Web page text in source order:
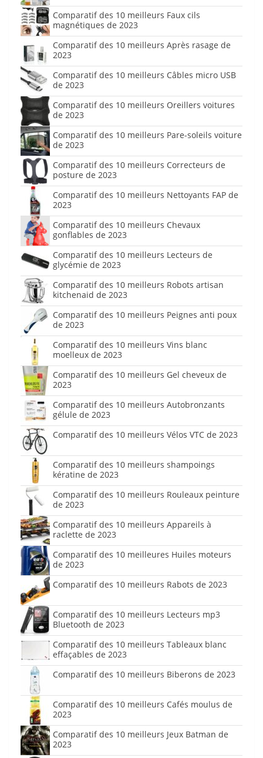
Comparatif des 10 meilleurs Faux cils
magnétiques de 2023
Comparatif des 10 meilleurs Après rasage de
2023
Comparatif des 10 meilleurs Câbles micro USB
de 2023
Comparatif des 10 meilleurs Oreillers voitures
de 2023
Comparatif des 10 meilleurs Pare-soleils voiture
de 2023
Comparatif des 10 meilleurs Correcteurs de
posture de 2023
Comparatif des 10 meilleurs Nettoyants FAP de
2023
Comparatif des 10 meilleurs Chevaux
gonflables de 2023
Comparatif des 10 meilleurs Lecteurs de
glycémie de 2023
Comparatif des 10 meilleurs Robots artisan
kitchenaid de 2023
Comparatif des 10 meilleurs Peignes anti poux
de 2023
Comparatif des 10 meilleurs Vins blanc
moelleux de 2023
Comparatif des 10 meilleurs Gel cheveux de
2023
Comparatif des 10 meilleurs Autobronzants
gélule de 2023
Comparatif des 10 meilleurs Vélos VTC de 2023
Comparatif des 10 meilleurs shampoings
kératine de 2023
Comparatif des 10 meilleurs Rouleaux peinture
de 2023
Comparatif des 10 meilleurs Appareils à
raclette de 2023
Comparatif des 10 meilleures Huiles moteurs
de 2023
Comparatif des 10 meilleurs Rabots de 2023
Comparatif des 10 meilleurs Lecteurs mp3
Bluetooth de 2023
Comparatif des 10 meilleurs Tableaux blanc
effaçables de 2023
Comparatif des 10 meilleurs Biberons de 2023
Comparatif des 10 meilleurs Cafés moulus de
2023
Comparatif des 10 meilleurs Jeux Batman de
2023